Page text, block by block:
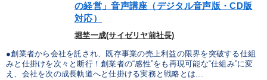
の経営」音声講座（デジタル音声版・CD版
対応）
堀埜一成(サイゼリヤ前社長)
●創業者から会社を託され、既存事業の売上利益の限界を突破する仕組
みと仕掛けを次々と断行！創業者の“感性”をも再現可能な“仕組み”に変
え、会社を次の成長軌道へと仕掛ける実務と戦略とは...